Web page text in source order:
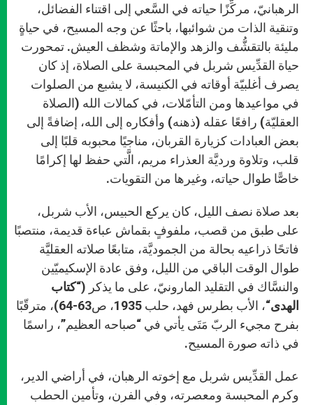
الرهبانيّ، مركِّزًا حياته في السَّعي إلى اقتناء الفضائل،
وتنقية الذات من شوائبها، باحثًا عن وجه المسيح، في حياةٍ
مليئة بالتقشُّف والزهد والإماتة وشظف العيش. تمحورت
حياة القدِّيس شربل في المحبسة على الصلاة، إذ كان
يصرف أغلبيّة أوقاته في الكنيسة، لا يشبع من الصلوات
في مواعيدها ومن التأمّلات، في كمالات الله (الصلاة
العقليّة) رافعًا عقله (ذهنه) وأفكاره إلى الله، إضافةً إلى
بعض العبادات كزيارة القربان، مناجيًا محبوبه قلبًا إلى
قلب، وتلاوة ورديَّة العذراء مريم، الَّتي حفظ لها إكرامًا
خاصًّا طوال حياته، وغيرها من التقويات.
بعد صلاة نصف الليل، كان يركع الحبيس، الأب شربل،
على طبق من قصب، ملفوفٍ بقماش عباءة قديمة، منتصبًا
فاتحًا ذراعيه بحالة من الجموديَّة، متابعًا صلاته العقليَّة
طوال الوقت الباقي من الليل، وفق عادة الإسكيميّين
والنسَّاك في التقليد المارونيّ، على ما يذكر (“كتاب
الهدى
“، الأب بطرس فهد، حلب 1935، ص63-64)، مترقّبًا
بفرح مجيء الربّ مَتَى يأتي في “صباحه العظيم”، راسمًا
في ذاته صورة المسيح.
عمل القدِّيس شربل مع إخوته الرهبان، في أراضي الدير،
وكرم المحبسة ومعصرته، وفي الفرن، وتأمين الحطب